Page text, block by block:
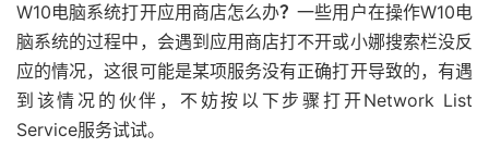
W10电脑系统打开应用商店怎么办？一些用户在操作W10电
脑系统的过程中，会遇到应用商店打不开或小娜搜索栏没反
应的情况，这很可能是某项服务没有正确打开导致的，有遇
到该情况的伙伴，不妨按以下步骤打开Network List
Service服务试试。